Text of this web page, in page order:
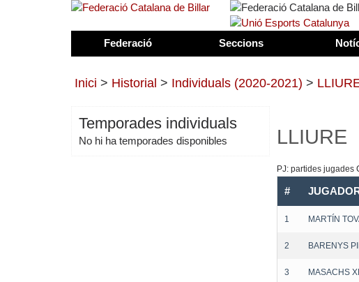
Federació Seccions
Inici > Historial > Individuals (2020-2021) >
Temporades individuals
No hi ha temporades disponibles LLIURE
PJ: partides jugades
#
1 MARTÍN
2 BARENYS
3 MASACHS